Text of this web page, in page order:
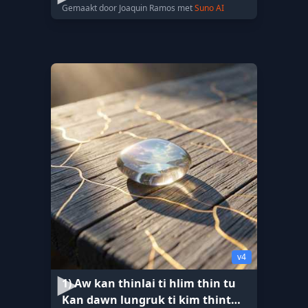
Gemaakt door Joaquin Ramos metSuno AI
v4
1) Aw kan thinlai ti hlim thin tu
Kan dawn lungruk ti kim thintu